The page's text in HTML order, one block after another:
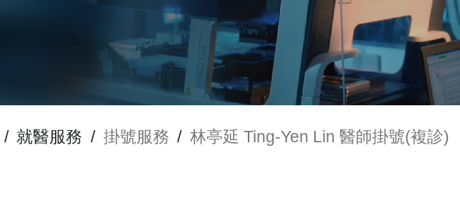
/ 就醫服務 / 掛號服務 / 林亭延 Ting-Yen Lin 醫師掛號(複診)